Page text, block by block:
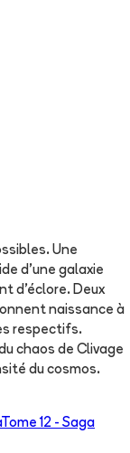
Une
d'une galaxie
d'éclore. Deux
naissance à
respectifs.
chaos de Clivage
du cosmos.
Tome 12 - Saga